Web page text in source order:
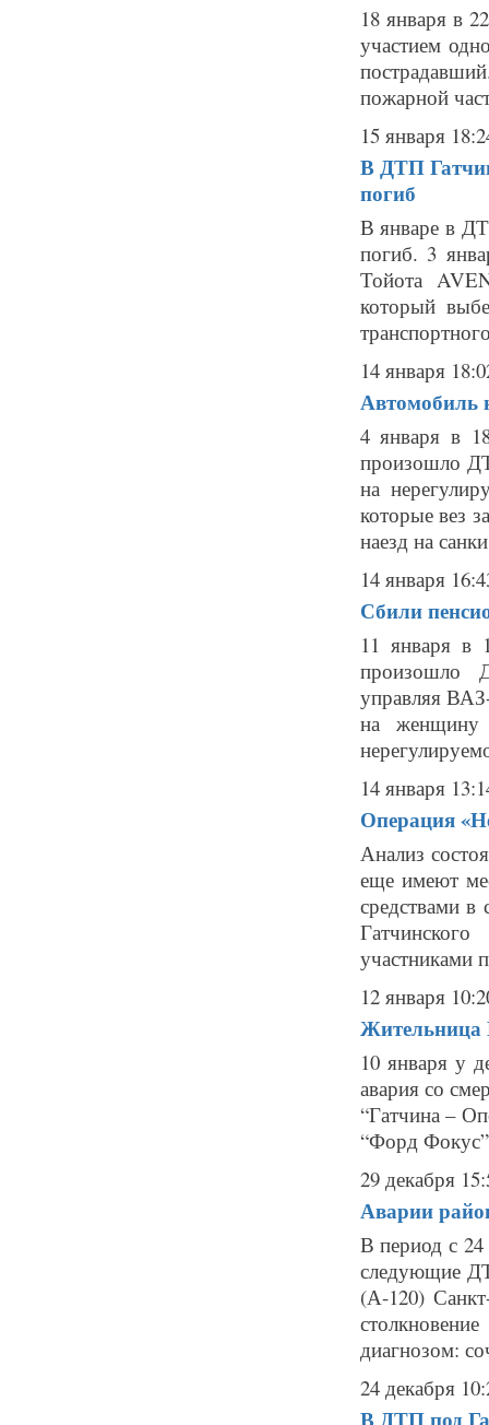
18 января в
участием
пожарной
15 января
В ДТП
погиб
В январе в
погиб. 3
Тойота
который
14 января
Автомобиль
4 января в
произошло
на
которые вез
наезд на
14 января
Сбили
11 января в
произошло
управляя
на женщину
14 января
Операция
Анализ
еще имеют
средствами в
участниками
12 января
Жительница
10 января у
авария со
“Гатчина –
“Форд
29 декабря
Аварии
В период с 24
следующие
(А-120)
диагнозом:
24 декабря
В ДТП под